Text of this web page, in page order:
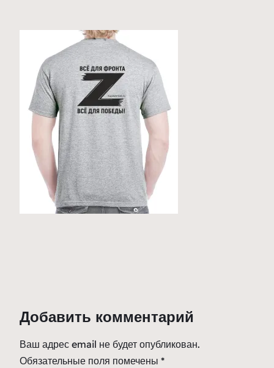
Добавить комментарий
Ваш адрес email не будет опубликован.
Обязательные поля помечены *